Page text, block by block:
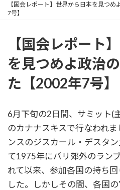
【国会レポート】世界から日本を見つ
7号】
【国会レポート
を見つめよ政治
た【2002年7号】
6月下旬の2日間、サミット(
のカナナスキスで行なわれ
ンスのジスカール・デスタ
て1975年にパリ郊外のラン
れて以来、参加各国の持ち
した。しかしその間、各国